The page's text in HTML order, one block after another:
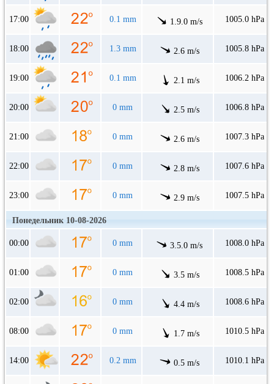
17:00 0.1 mm 1.9.0 m/s 1005.0 hPa
18:00 1.3 mm 2.6 m/s 1005.8 hPa
19:00 0.1 mm 2.1 m/s 1006.2 hPa
20:00 0 mm 2.5 m/s 1006.8 hPa
21:00 0 mm 2.6 m/s 1007.3 hPa
22:00 0 mm 2.8 m/s 1007.6 hPa
23:00 0 mm 2.9 m/s 1007.5 hPa
Понедельник 10-08-2026
00:00 0 mm 3.5.0 m/s 1008.0 hPa
01:00 0 mm 3.5 m/s 1008.5 hPa
02:00 0 mm 4.4 m/s 1008.6 hPa
08:00 0 mm 1.7 m/s 1010.5 hPa
14:00 0.2 mm 0.5 m/s 1010.1 hPa